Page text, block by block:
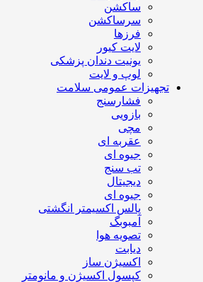
ساکشن
سرساکشن
فرزها
لایت کیور
یونیت دندان پزشکی
لوپ و لایت
تجهیزات عمومی سلامت
فشارسنج
بازویی
مچی
عقربه ای
جیوه ای
تب سنج
دیجیتال
جیوه ای
پالس اکسیمتر انگشتی
آمبوبگ
تصویه هوا
دیابت
اکسیژن ساز
کپسول اکسیژن و مانومتر